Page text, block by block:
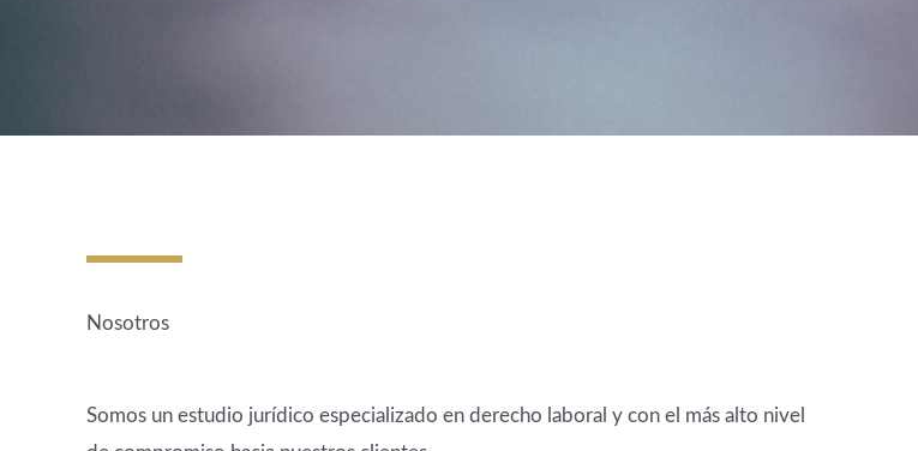
Nosotros
Somos un estudio jurídico especializado en derecho laboral y con el más alto nivel